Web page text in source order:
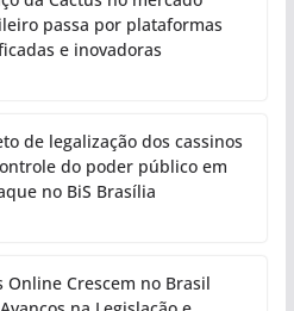
passa por plataformas
e inovadoras
de legalização dos cassinos
do poder público em
no BiS Brasília
Online Crescem no Brasil